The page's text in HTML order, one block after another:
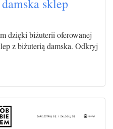
sklep
dzięki biżuterii oferowanej
z biżuterią damska. Odkryj